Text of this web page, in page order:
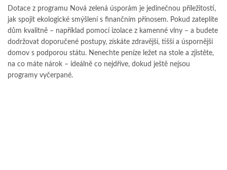
Dotace z programu Nová zelená úsporám je jedinečnou příležitostí,
jak spojit ekologické smýšlení s finančním přínosem. Pokud zateplíte
dům kvalitně – například pomocí izolace z kamenné vlny – a budete
dodržovat doporučené postupy, získáte zdravější, tišší a úspornější
domov s podporou státu. Nenechte peníze ležet na stole a zjistěte,
na co máte nárok – ideálně co nejdříve, dokud ještě nejsou
programy vyčerpané.